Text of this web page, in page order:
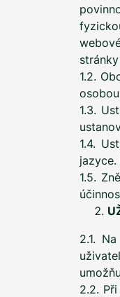
1.2.
1.3.
1.4.
1.5.
2.1.
2.2.